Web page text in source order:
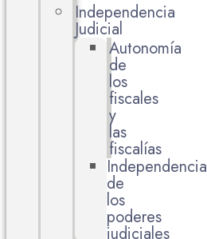
Independencia
Judicial
Autonomía
de
los
fiscales
y
las
fiscalías
Independencia
de
los
poderes
judiciales